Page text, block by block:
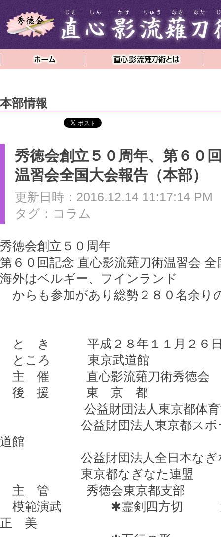
本部情報
秀徳会創立５０周年、第６０
温習会全国大会報告（本部）
更新日時：2016.12.14 11:17:14 PM
タグ：コラム
秀徳会創立５０周年
第６０回記念 直心影流薙刀術温習会
海外はベルギー、フインランド
からも参加があり総勢２８０名余り
と き 平成２８年１１月２６日
ところ 東京武道館
主 催 直心影流薙刀術秀徳会
後 援 東 京 都
公益財団法人東京都体育
公益財団法人東京都スポーツ
道館
公益財団法人全日本なぎな
東京都なぎなた連盟
主 管 秀徳会東京都支部
模範演武 ✱霊剣四方切 第
正 美